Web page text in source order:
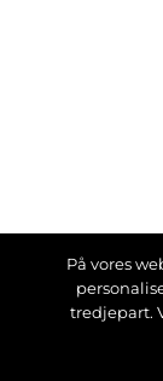
På vores
tredjepart.